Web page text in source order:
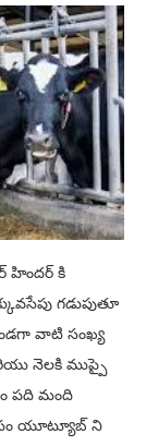
హిందర్ కి
గడుపుతూ
వాటి సంఖ్య
నెలకి ముప్పై
పది మంది
యూట్యూబ్ ని